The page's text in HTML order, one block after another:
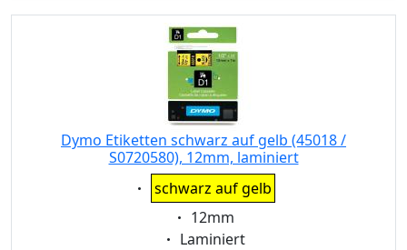
Dymo Etiketten schwarz auf gelb (45018 /
S0720580), 12mm, laminiert
Eigenschaft:
schwarz auf gelb
Eigenschaft:
12mm
Eigenschaft:
Laminiert